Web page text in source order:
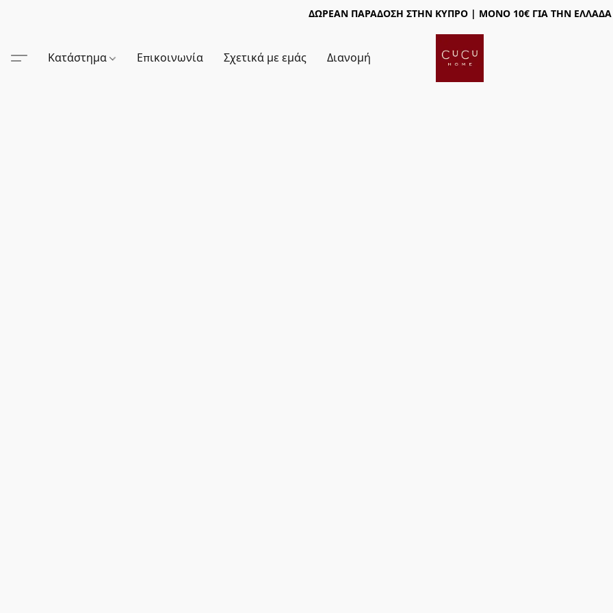
ΔΩΡΕΑΝ ΠΑΡΑΔΟΣΗ ΣΤΗΝ ΚΥΠΡΟ | ΜΟΝΟ 10€ ΓΙΑ ΤΗΝ ΕΛΛΑΔΑ
Κατάστημα Επικοινωνία Σχετικά με εμάς Διανομή